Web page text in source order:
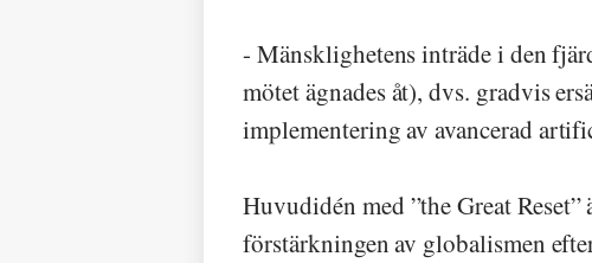
- Mänsklighetens inträde i den
mötet ägnades åt), dvs. gradvis
implementering av avancerad
Huvudidén med ”the Great
förstärkningen av globalismen